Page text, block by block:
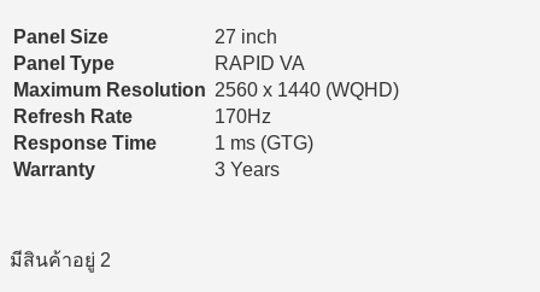
Panel Size
27 inch
Panel Type
RAPID VA
Maximum Resolution 2560 x 1440 (WQHD)
Refresh Rate
170Hz
Response Time
1 ms (GTG)
Warranty
3 Years
มีสินค้าอยู่ 2